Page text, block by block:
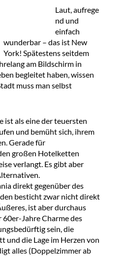
Laut, aufrege
nd und
einfach
wunderbar – das ist New
York! Spätestens seitdem
am Bildschirm in
begleitet haben, wissen
muss man selbst
als eine der teuersten
und bemüht sich, ihrem
Gerade für
großen Hotelketten
verlangt. Es gibt aber
direkt gegenüber des
besticht zwar nicht direkt
ist aber durchaus
Jahre Charme des
sein, die
und die Lage im Herzen von
alles (Doppelzimmer ab